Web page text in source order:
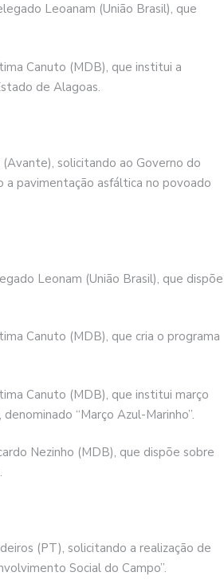
Leoanam (União Brasil), que
Canuto (MDB), que institui a
de Alagoas.
solicitando ao Governo do
pavimentação asfáltica no povoado
Leonam (União Brasil), que dispõe
Canuto (MDB), que cria o programa
Canuto (MDB), que institui março
“Março Azul-Marinho”.
Nezinho (MDB), que dispõe sobre
(PT), solicitando a realização de
Social do Campo”.